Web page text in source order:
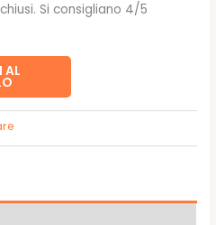
Si consigliano 4/5
AL